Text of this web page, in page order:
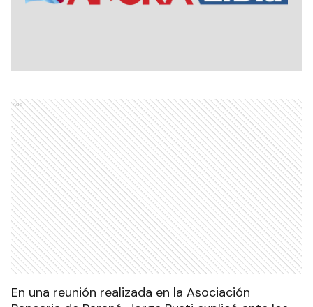
Ads
En una reunión realizada en la Asociación